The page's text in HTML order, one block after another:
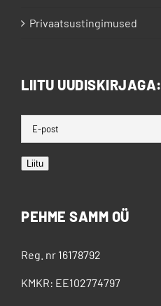
Privaatsustingimused
LIITU UUDISKIRJAGA:
Liitu
PEHME SAMM OÜ
Reg. nr 16178792
KMKR: EE102774797